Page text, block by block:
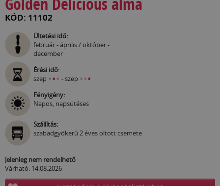
KÓD: 11102
Ültetési idő:
február - április / október -
december
Érési idő:
szep ••• - szep •••
Fényigény:
Napos, napsütéses
Szállítás:
szabadgyökerű 2 éves oltott csemete
Jelenleg nem rendelhető
Várható: 14.08.2026